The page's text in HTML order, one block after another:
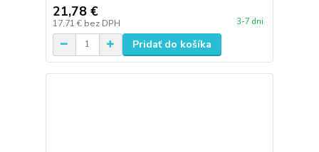
21,78 €
17,71 € bez DPH 3-7 dni
Pridať do košíka